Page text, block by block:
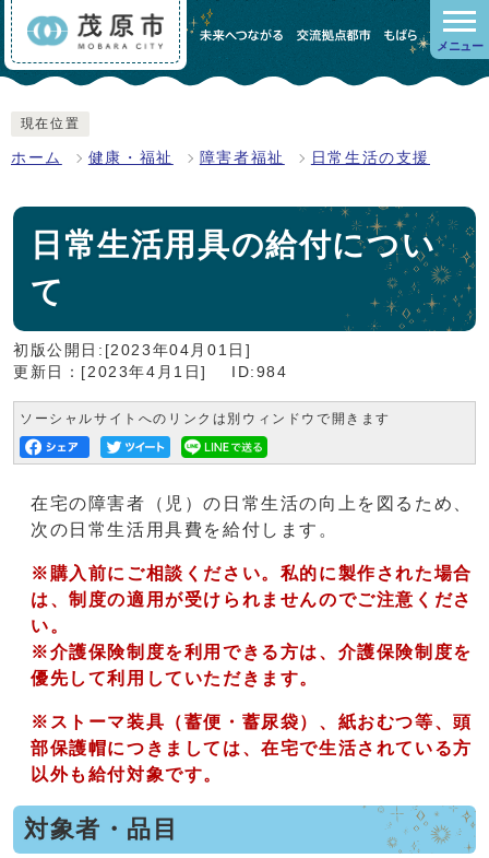
メニュー
現在位置
ホーム 健康・福祉 障害者福祉 日常生活の支援
日常生活用具の給付につい
て
初版公開日:[2023年04月01日]
更新日：[2023年4月1日]
ID:984
ソーシャルサイトへのリンクは別ウィンドウで開きます
在宅の障害者（児）の日常生活の向上を図るため、
次の日常生活用具費を給付します。
※購入前にご相談ください。私的に製作された場合
は、制度の適用が受けられませんのでご注意くださ
い。
※介護保険制度を利用できる方は、介護保険制度を
優先して利用していただきます。
※ ストーマ装具（蓄便・蓄尿袋）、紙おむつ等、頭
部保護帽につきましては、在宅で生活されている方
以外も給付対象です。
対象者・品目